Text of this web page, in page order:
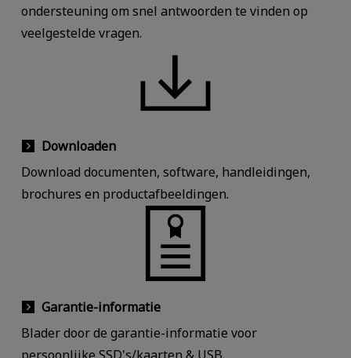
ondersteuning om snel antwoorden te vinden op
veelgestelde vragen.
Downloaden
Download documenten, software, handleidingen,
brochures en productafbeeldingen.
Garantie-informatie
Blader door de garantie-informatie voor